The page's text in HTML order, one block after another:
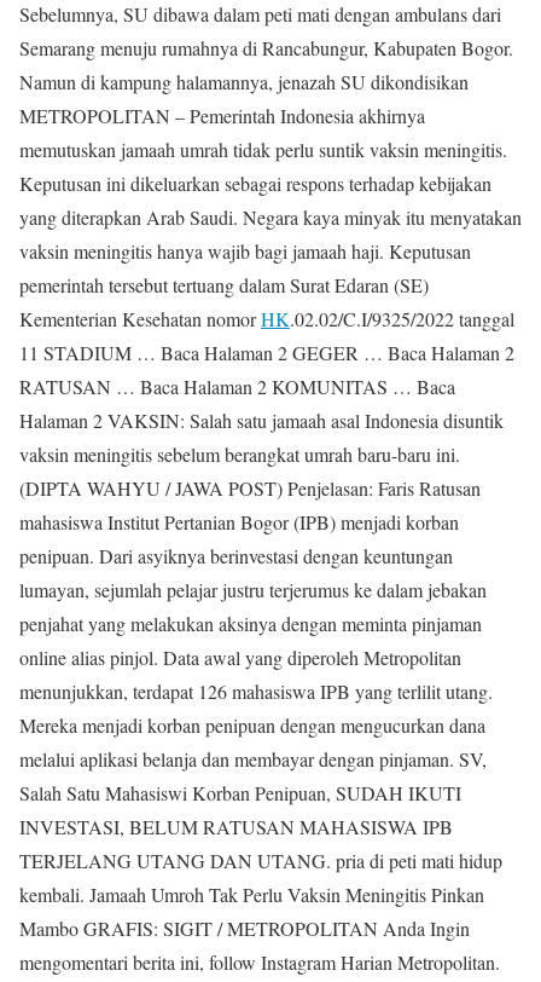
Sebelumnya, SU dibawa dalam peti mati dengan ambulans dari
Semarang menuju rumahnya di Rancabungur, Kabupaten Bogor.
Namun di kampung halamannya, jenazah SU dikondisikan
METROPOLITAN – Pemerintah Indonesia akhirnya
memutuskan jamaah umrah tidak perlu suntik vaksin meningitis.
Keputusan ini dikeluarkan sebagai respons terhadap kebijakan
yang diterapkan Arab Saudi. Negara kaya minyak itu menyatakan
vaksin meningitis hanya wajib bagi jamaah haji. Keputusan
pemerintah tersebut tertuang dalam Surat Edaran (SE)
Kementerian Kesehatan nomorHK.02.02/C.I/9325/2022 tanggal
11 STADIUM … Baca Halaman 2 GEGER … Baca Halaman 2
RATUSAN … Baca Halaman 2 KOMUNITAS … Baca
Halaman 2 VAKSIN: Salah satu jamaah asal Indonesia disuntik
vaksin meningitis sebelum berangkat umrah baru-baru ini.
(DIPTA WAHYU / JAWA POST) Penjelasan: Faris Ratusan
mahasiswa Institut Pertanian Bogor (IPB) menjadi korban
penipuan. Dari asyiknya berinvestasi dengan keuntungan
lumayan, sejumlah pelajar justru terjerumus ke dalam jebakan
penjahat yang melakukan aksinya dengan meminta pinjaman
online alias pinjol. Data awal yang diperoleh Metropolitan
menunjukkan, terdapat 126 mahasiswa IPB yang terlilit utang.
Mereka menjadi korban penipuan dengan mengucurkan dana
melalui aplikasi belanja dan membayar dengan pinjaman. SV,
Salah Satu Mahasiswi Korban Penipuan, SUDAH IKUTI
INVESTASI, BELUM RATUSAN MAHASISWA IPB
TERJELANG UTANG DAN UTANG. pria di peti mati hidup
kembali. Jamaah Umroh Tak Perlu Vaksin Meningitis Pinkan
Mambo GRAFIS: SIGIT / METROPOLITAN Anda Ingin
mengomentari berita ini, follow Instagram Harian Metropolitan.